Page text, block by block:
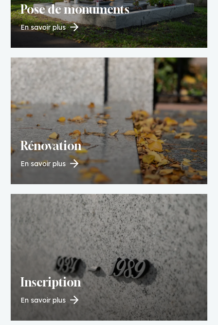
Pose de monuments
En savoir plus
Rénovation
En savoir plus
Inscription
En savoir plus